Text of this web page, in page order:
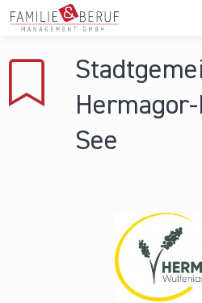
Direkt zum Inhalt
Gemeinden
HochschulenSee